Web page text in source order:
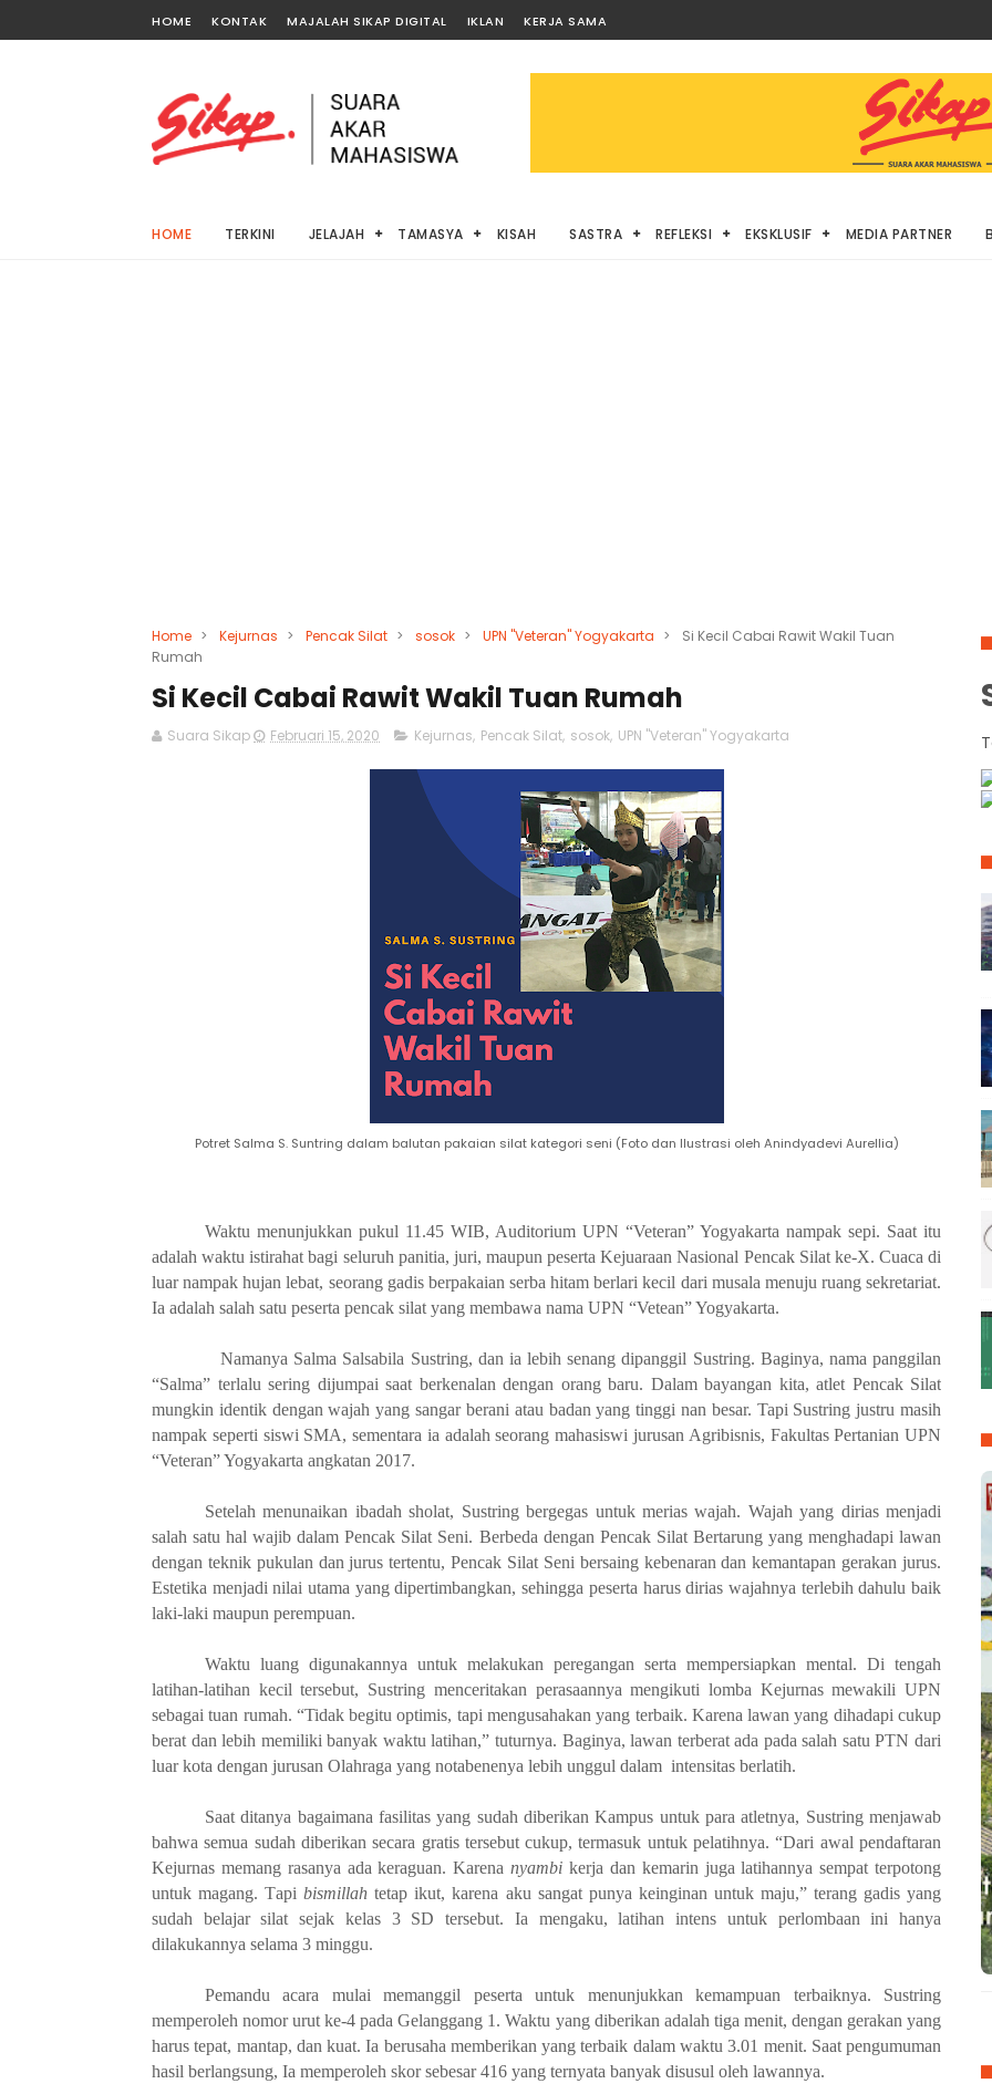
HOME KONTAK MAJALAH SIKAP DIGITAL IKLAN KERJA SAMA
HOME TERKINI JELAJAH TAMASYA KISAH SASTRA REFLEKSI EKSKLUSIF MEDIA PARTNER
Home > Kejurnas > Pencak Silat > sosok > UPN "Veteran" Yogyakarta >
Si Kecil Cabai Rawit Wakil Tuan
Rumah
Si Kecil Cabai Rawit Wakil Tuan Rumah
Suara Sikap Februari 15, 2020 Kejurnas, Pencak Silat, sosok, UPN "Veteran" Yogyakarta
Potret Salma S. Suntring dalam balutan pakaian silat kategori seni (Foto dan Ilustrasi oleh Anindyadevi Aurellia)
Waktu menunjukkan pukul 11.45 WIB, Auditorium UPN “Veteran” Yogyakarta nampak sepi. Saat itu
adalah waktu istirahat bagi seluruh panitia, juri, maupun peserta Kejuaraan Nasional Pencak Silat ke-X. Cuaca di
luar nampak hujan lebat, seorang gadis berpakaian serba hitam berlari kecil dari musala menuju ruang sekretariat.
Ia adalah salah satu peserta pencak silat yang membawa nama UPN “Vetean” Yogyakarta.
Namanya Salma Salsabila Sustring, dan ia lebih senang dipanggil Sustring. Baginya, nama panggilan
“Salma” terlalu sering dijumpai saat berkenalan dengan orang baru. Dalam bayangan kita, atlet Pencak Silat
mungkin identik dengan wajah yang sangar berani atau badan yang tinggi nan besar. Tapi Sustring justru masih
nampak seperti siswi SMA, sementara ia adalah seorang mahasiswi jurusan Agribisnis, Fakultas Pertanian UPN
“Veteran” Yogyakarta angkatan 2017.
Setelah menunaikan ibadah sholat, Sustring bergegas untuk merias wajah. Wajah yang dirias menjadi
salah satu hal wajib dalam Pencak Silat Seni. Berbeda dengan Pencak Silat Bertarung yang menghadapi lawan
dengan teknik pukulan dan jurus tertentu, Pencak Silat Seni bersaing kebenaran dan kemantapan gerakan jurus.
Estetika menjadi nilai utama yang dipertimbangkan, sehingga peserta harus dirias wajahnya terlebih dahulu baik
laki-laki maupun perempuan.
Waktu luang digunakannya untuk melakukan peregangan serta mempersiapkan mental. Di tengah
latihan-latihan kecil tersebut, Sustring menceritakan perasaannya mengikuti lomba Kejurnas mewakili UPN
sebagai tuan rumah. “Tidak begitu optimis, tapi mengusahakan yang terbaik. Karena lawan yang dihadapi cukup
berat dan lebih memiliki banyak waktu latihan,” tuturnya. Baginya, lawan terberat ada pada salah satu PTN dari
luar kota dengan jurusan Olahraga yang notabenenya lebih unggul dalam intensitas berlatih.
Saat ditanya bagaimana fasilitas yang sudah diberikan Kampus untuk para atletnya, Sustring menjawab
bahwa semua sudah diberikan secara gratis tersebut cukup, termasuk untuk pelatihnya. “Dari awal pendaftaran
Kejurnas memang rasanya ada keraguan. Karenanyambi kerja dan kemarin juga latihannya sempat terpotong
untuk magang. Tapibismillah tetap ikut, karena aku sangatpunya keinginan untuk maju,” terang gadis yang
sudah belajar silat sejak kelas 3 SD tersebut. Ia mengaku, latihan intens untuk perlombaan ini hanya
dilakukannya selama 3 minggu.
Pemandu acara mulai memanggil peserta untuk menunjukkan kemampuan terbaiknya. Sustring
memperoleh nomor urut ke-4 pada Gelanggang 1. Waktu yang diberikan adalah tiga menit, dengan gerakan yang
harus tepat, mantap, dan kuat. Ia berusaha memberikan yang terbaik dalam waktu 3.01 menit. Saat pengumuman
hasil berlangsung, Ia memperoleh skor sebesar 416 yang ternyata banyak disusul oleh lawannya.